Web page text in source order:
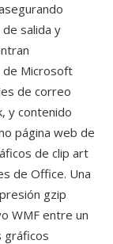
salida y
de Microsoft
de correo
y contenido
página web de
de clip art
de Office. Una
gzip
WMF entre un
gráficos